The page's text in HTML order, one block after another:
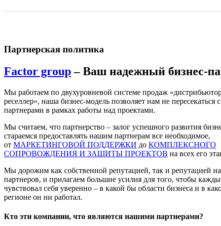
Партнерская политика
Factor group– Ваш надежный бизнес-
Мы работаем по двухуровневой системе продаж
реселлер», наша бизнес-модель позволяет нам не пересекаться с
партнерами в рамках работы над проектами.
Мы считаем, что партнерство – залог успешного развития
стараемся предоставлять нашим партнерам все необходимое,
от МАРКЕТИНГОВОЙ ПОДДЕРЖКИ до КОМПЛЕКСНОГО
СОПРОВОЖДЕНИЯ И ЗАЩИТЫ ПРОЕКТОВ на всех его
Мы дорожим как собственной репутацией, так и репутацией
партнеров, и прилагаем большие усилия для того, чтобы
чувствовал себя уверенно – в какой бы области бизнеса и в
регионе он ни работал.
Кто эти компании, что являются нашими партнерами?